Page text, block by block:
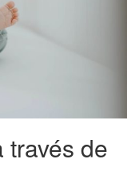
través de